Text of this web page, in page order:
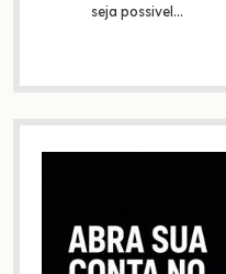
seja possivel…